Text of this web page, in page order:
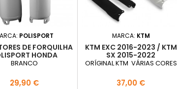
POLISPORT
DE FORQUILHA
HONDA
BRANCO
Preço
29,90 €
MARCA: KTM
KTM EXC 2016-2023 / KTM
SX 2015-2022
ORÍGINAL KTM VÁRIAS CORES
Preço
37,00 €